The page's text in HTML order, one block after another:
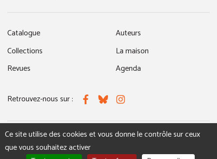
Catalogue
Collections
Revues
Auteurs
La maison
Agenda
Retrouvez-nous sur : FacebookBlueskyInstagram
MENTIONS LÉGALES NOUS CONTACTER
Ce site utilise des cookies et vous donne le contrôle sur ceux
que vous souhaitez activer